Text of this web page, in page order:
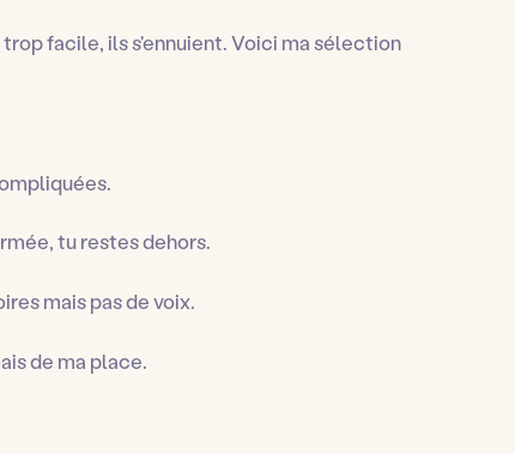
facile, ils s'ennuient. Voici ma sélection
tu restes dehors.
mais pas de voix.
de ma place.